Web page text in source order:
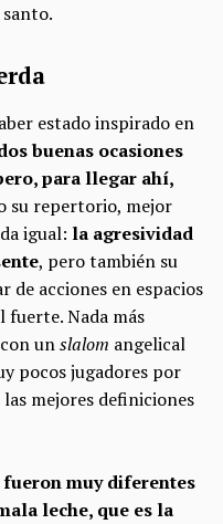
estado inspirado en
buenas ocasiones
para llegar ahí,
su repertorio, mejor
igual: la agresividad
, pero también su
de acciones en espacios
fuerte. Nada más
unslalom angelical
pocos jugadores por
mejores definiciones
muy diferentes
leche, que es la